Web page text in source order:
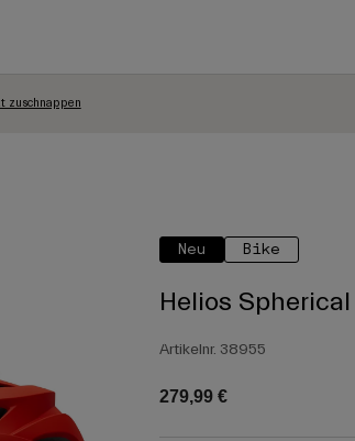
zuschnappen
Neu Bike
Helios Spherical
Artikelnr. 38955
279,99 €